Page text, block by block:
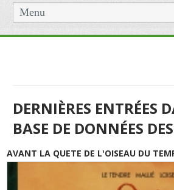
Menu
DERNIÈRES ENTRÉES
BASE DE DONNÉES
AVANT LA QUETE DE L'OISEAU DU